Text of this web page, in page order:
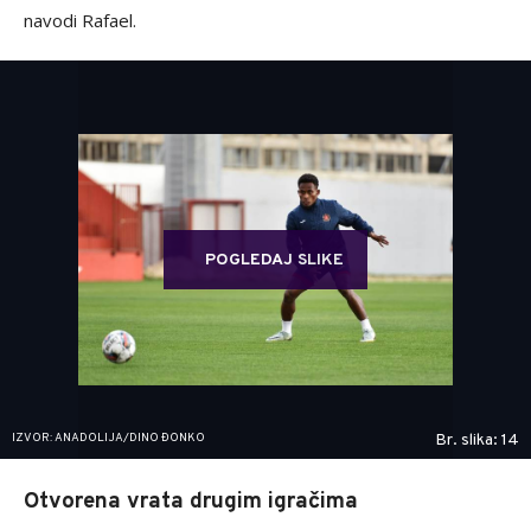
navodi Rafael.
POGLEDAJ SLIKE
IZVOR: ANADOLIJA/DINO ĐONKO Br. slika: 14
Otvorena vrata drugim igračima